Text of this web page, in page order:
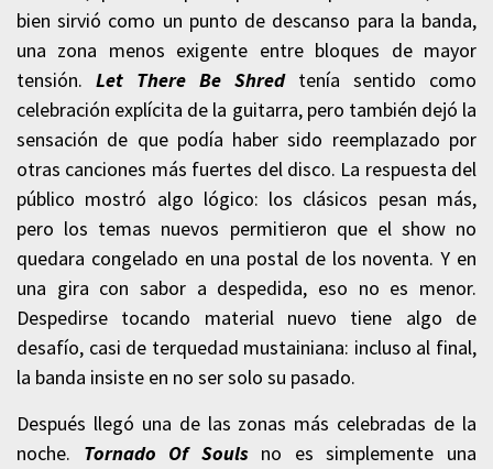
bien sirvió como un punto de descanso para la banda,
una zona menos exigente entre bloques de mayor
tensión. Let There Be Shredtenía sentido como
celebración explícita de la guitarra, pero también dejó la
sensación de que podía haber sido reemplazado por
otras canciones más fuertes del disco. La respuesta del
público mostró algo lógico: los clásicos pesan más,
pero los temas nuevos permitieron que el show no
quedara congelado en una postal de los noventa. Y en
una gira con sabor a despedida, eso no es menor.
Despedirse tocando material nuevo tiene algo de
desafío, casi de terquedad mustainiana: incluso al final,
la banda insiste en no ser solo su pasado.
Después llegó una de las zonas más celebradas de la
noche. Tornado Of Soulsno es simplemente una